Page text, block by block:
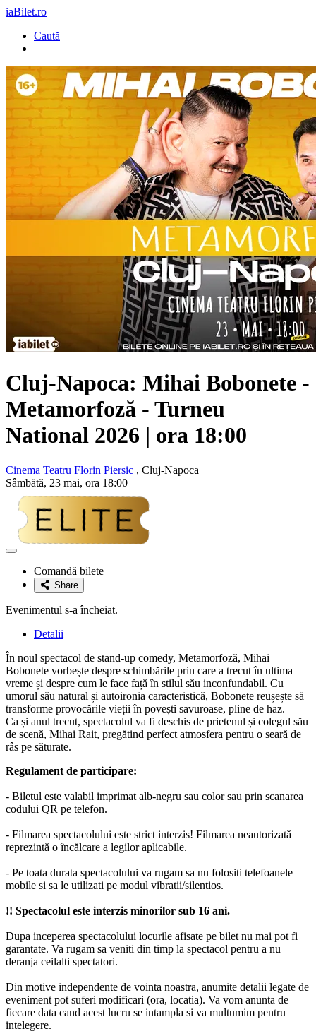
iaBilet.ro
Caută
Cluj-Napoca: Mihai Bobonete -
Metamorfoză - Turneu
National 2026 | ora 18:00
Cinema Teatru Florin Piersic , Cluj-Napoca
Sâmbătă, 23 mai, ora 18:00
Adaugă
favoriteComandă bilete
Share
Evenimentul s-a încheiat.
Detalii
În noul spectacol de stand-up comedy, Metamorfoză, Mihai
Bobonete vorbește despre schimbările prin care a trecut în ultima
vreme și despre cum le face față în stilul său inconfundabil. Cu
umorul său natural și autoironia caracteristică, Bobonete reușește să
transforme provocările vieții în povești savuroase, pline de haz.
Ca și anul trecut, spectacolul va fi deschis de prietenul și colegul său
de scenă, Mihai Rait, pregătind perfect atmosfera pentru o seară de
râs pe săturate.
Regulament de participare:
- Biletul este valabil imprimat alb-negru sau color sau prin scanarea
codului QR pe telefon.
- Filmarea spectacolului este strict interzis! Filmarea neautorizată
reprezintă o încălcare a legilor aplicabile.
- Pe toata durata spectacolului va rugam sa nu folositi telefoanele
mobile si sa le utilizati pe modul vibratii/silentios.
!! Spectacolul este interzis minorilor sub 16 ani.
Dupa inceperea spectacolului locurile afisate pe bilet nu mai pot fi
garantate. Va rugam sa veniti din timp la spectacol pentru a nu
deranja ceilalti spectatori.
Din motive independente de vointa noastra, anumite detalii legate de
eveniment pot suferi modificari (ora, locatia). Va vom anunta de
fiecare data cand acest lucru se intampla si va multumim pentru
intelegere.